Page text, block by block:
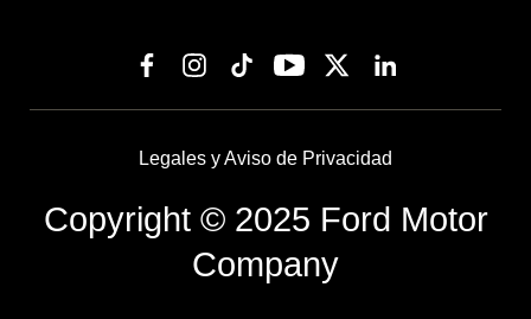
Legales y Aviso de Privacidad
Copyright © 2025 Ford Motor
Company